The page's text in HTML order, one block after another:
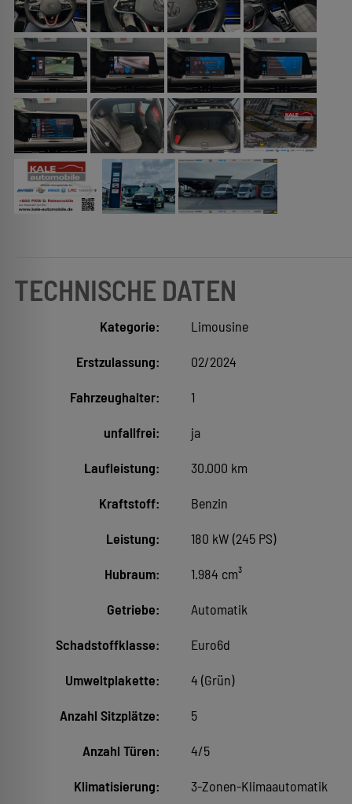
TECHNISCHE DATEN
Kategorie: Limousine
Erstzulassung: 02/2024
Fahrzeughalter: 1
unfallfrei: ja
Laufleistung: 30.000 km
Kraftstoff: Benzin
Leistung: 180 kW (245 PS)
Hubraum: 1.984 cm³
Getriebe: Automatik
Schadstoffklasse: Euro6d
Umweltplakette: 4 (Grün)
Anzahl Sitzplätze: 5
Anzahl Türen: 4/5
Klimatisierung: 3-Zonen-Klimaautomatik